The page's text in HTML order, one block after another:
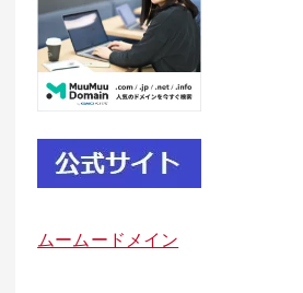
ムームードメイン